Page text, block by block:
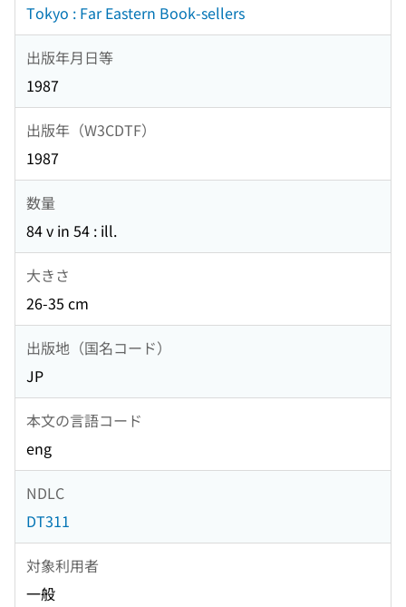
Tokyo : Far Eastern Book-sellers
出版年月日等
1987
出版年（W3CDTF）
1987
数量
84 v in 54 : ill.
大きさ
26-35 cm
出版地（国名コード）
JP
本文の言語コード
eng
NDLC
DT311
対象利用者
一般